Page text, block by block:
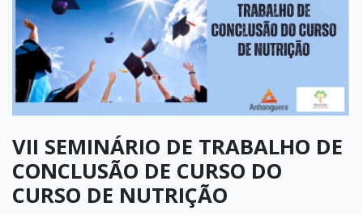
VII SEMINÁRIO DE TRABALHO DE
CONCLUSÃO DE CURSO DO
CURSO DE NUTRIÇÃO